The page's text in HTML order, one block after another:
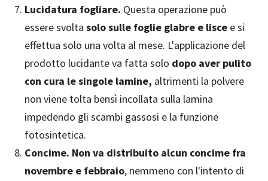
Lucidatura fogliare. Questa operazione può
essere svolta solo sulle foglie glabre e lisce e si
effettua solo una volta al mese. L'applicazione del
prodotto lucidante va fatta solo dopo aver pulito
con cura le singole lamine, altrimenti la polvere
non viene tolta bensì incollata sulla lamina
impedendo gli scambi gassosi e la funzione
fotosintetica.
Concime. Non va distribuito alcun concime fra
novembre e febbraio, nemmeno con l'intento di